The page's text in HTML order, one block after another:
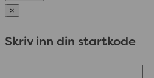
×
Skriv inn din startkode